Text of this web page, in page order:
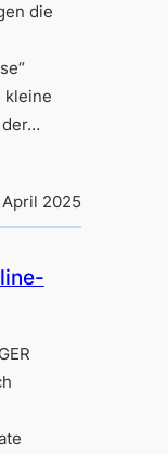
die
kleine
der…
April 2025